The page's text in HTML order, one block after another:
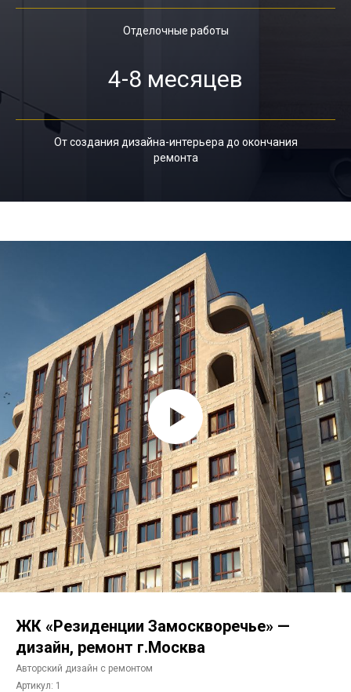
Отделочные работы
4-8 месяцев
От создания дизайна-интерьера до окончания
ремонта
ЖК «Резиденции Замоскворечье» —
дизайн, ремонт г.Москва
Авторский дизайн с ремонтом
Артикул: 1